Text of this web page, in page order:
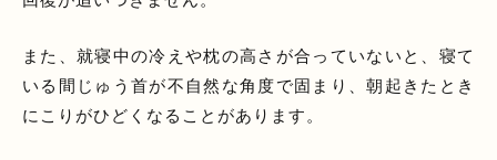
また、就寝中の冷えや枕の高さが合っていないと、寝て
いる間じゅう首が不自然な角度で固まり、朝起きたとき
にこりがひどくなることがあります。